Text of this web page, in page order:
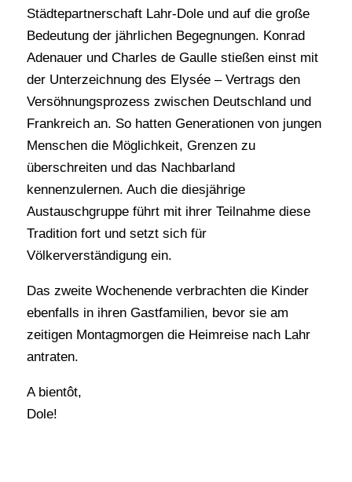
Städtepartnerschaft Lahr-Dole und auf die große
Bedeutung der jährlichen Begegnungen. Konrad
Adenauer und Charles de Gaulle stießen einst mit
der Unterzeichnung des Elysée – Vertrags den
Versöhnungsprozess zwischen Deutschland und
Frankreich an. So hatten Generationen von jungen
Menschen die Möglichkeit, Grenzen zu
überschreiten und das Nachbarland
kennenzulernen. Auch die diesjährige
Austauschgruppe führt mit ihrer Teilnahme diese
Tradition fort und setzt sich für
Völkerverständigung ein.
Das zweite Wochenende verbrachten die Kinder
ebenfalls in ihren Gastfamilien, bevor sie am
zeitigen Montagmorgen die Heimreise nach Lahr
antraten.
A bientôt,
Dole!